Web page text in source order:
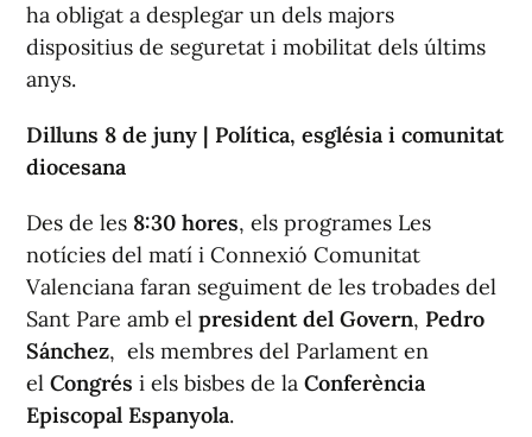
ha obligat a desplegar un dels majors
dispositius de seguretat i mobilitat dels últims
anys.
Dilluns 8 de juny | Política, església i comunitat
diocesana
Des de les 8:30 hores, els programes Les
notícies del matí i Connexió Comunitat
Valenciana faran seguiment de les trobades del
Sant Pare amb el president del Govern, Pedro
Sánchez, els membres del Parlament en
el Congrés i els bisbes de la Conferència
Episcopal Espanyola.